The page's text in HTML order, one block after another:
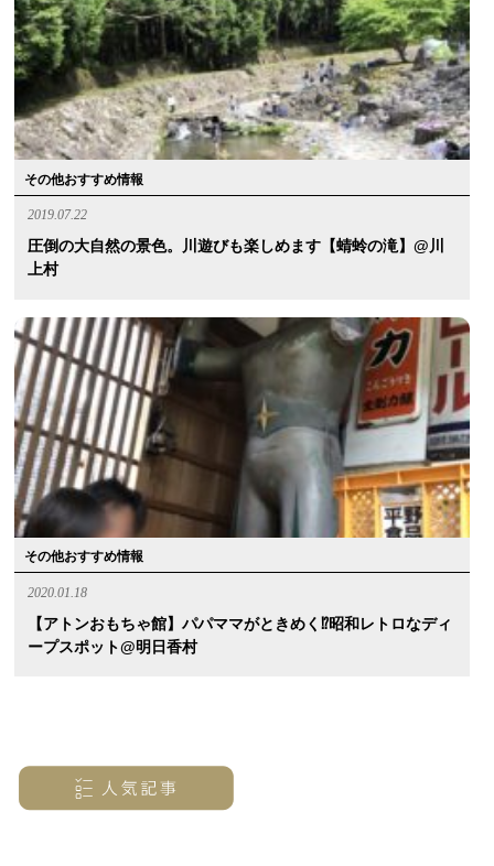
その他おすすめ情報
2019.07.22
圧倒の大自然の景色。川遊びも楽しめます【蜻蛉の滝】@川
上村
その他おすすめ情報
2020.01.18
【アトンおもちゃ館】パパママがときめく⁉︎昭和レトロなディ
ープスポット@明日香村